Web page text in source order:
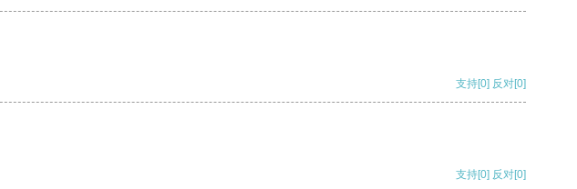
支持[0] 反对[0]
支持[0] 反对[0]